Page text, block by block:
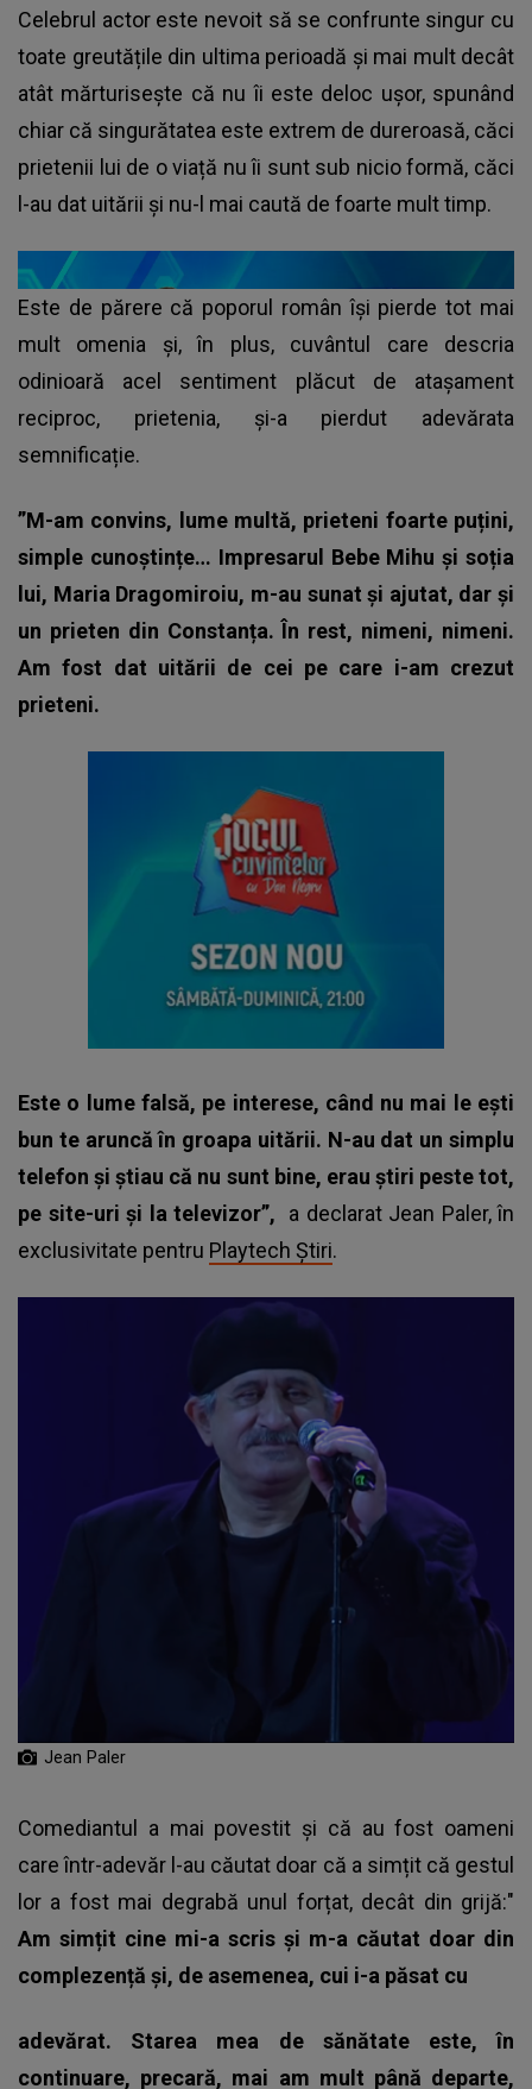
Celebrul actor este nevoit să se confrunte singur cu
toate greutățile din ultima perioadă și mai mult decât
atât mărturisește că nu îi este deloc ușor, spunând
chiar că singurătatea este extrem de dureroasă, căci
prietenii lui de o viață nu îi sunt sub nicio formă, căci
l-au dat uitării și nu-l mai caută de foarte mult timp.
Este de părere că poporul român își pierde tot mai
mult omenia și, în plus, cuvântul care descria
odinioară acel sentiment plăcut de atașament
reciproc, prietenia, și-a pierdut adevărata
semnificație.
”M-am convins, lume multă, prieteni foarte puțini,
simple cunoștințe… Impresarul Bebe Mihu și soția
lui, Maria Dragomiroiu, m-au sunat și ajutat, dar și
un prieten din Constanța. În rest, nimeni, nimeni.
Am fost dat uitării de cei pe care i-am crezut
prieteni.
Este o lume falsă, pe interese, când nu mai le ești
bun te aruncă în groapa uitării. N-au dat un simplu
telefon și știau că nu sunt bine, erau știri peste tot,
pe site-uri și la televizor”,
a declarat Jean Paler, în
exclusivitate pentru Playtech Știri.
Jean Paler
Comediantul a mai povestit și că au fost oameni
care într-adevăr l-au căutat doar că a simțit că gestul
lor a fost mai degrabă unul forțat, decât din grijă:"
Am simțit cine mi-a scris și m-a căutat doar din
complezență și, de asemenea, cui i-a păsat cu
adevărat. Starea mea de sănătate este, în
continuare, precară, mai am mult până departe,